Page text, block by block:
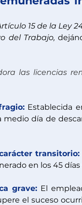
15 de la Ley
del Trabajo,
las licencias
Establecida
medio día de
transitorio:
en los 45
grave: El
el suceso